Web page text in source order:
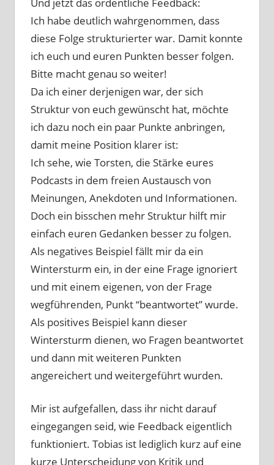
Ich habe deutlich wahrgenommen, dass
diese Folge strukturierter war. Damit konnte
ich euch und euren Punkten besser folgen.
Bitte macht genau so weiter!
Da ich einer derjenigen war, der sich
Struktur von euch gewünscht hat, möchte
ich dazu noch ein paar Punkte anbringen,
damit meine Position klarer ist:
Ich sehe, wie Torsten, die Stärke eures
Podcasts in dem freien Austausch von
Meinungen, Anekdoten und Informationen.
Doch ein bisschen mehr Struktur hilft mir
einfach euren Gedanken besser zu folgen.
Als negatives Beispiel fällt mir da ein
Wintersturm ein, in der eine Frage ignoriert
und mit einem eigenen, von der Frage
wegführenden, Punkt “beantwortet” wurde.
Als positives Beispiel kann dieser
Wintersturm dienen, wo Fragen beantwortet
und dann mit weiteren Punkten
angereichert und weitergeführt wurden.
Mir ist aufgefallen, dass ihr nicht darauf
eingegangen seid, wie Feedback eigentlich
funktioniert. Tobias ist lediglich kurz auf eine
kurze Unterscheidung von Kritik und